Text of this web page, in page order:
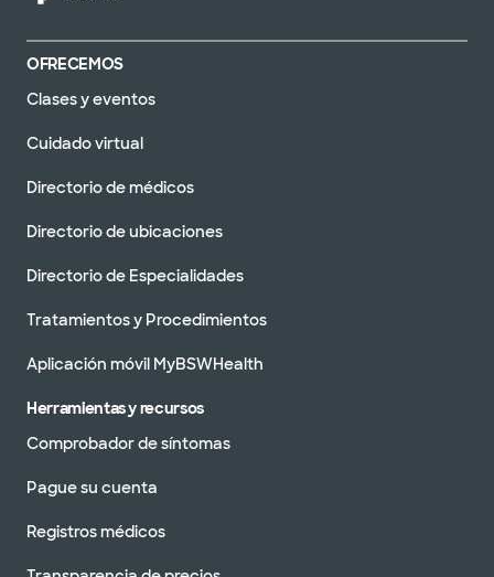
OFRECEMOS
Clases y eventos
Cuidado virtual
Directorio de médicos
Directorio de ubicaciones
Directorio de Especialidades
Tratamientos y Procedimientos
Aplicación móvil MyBSWHealth
Herramientas y recursos
Comprobador de síntomas
Pague su cuenta
Registros médicos